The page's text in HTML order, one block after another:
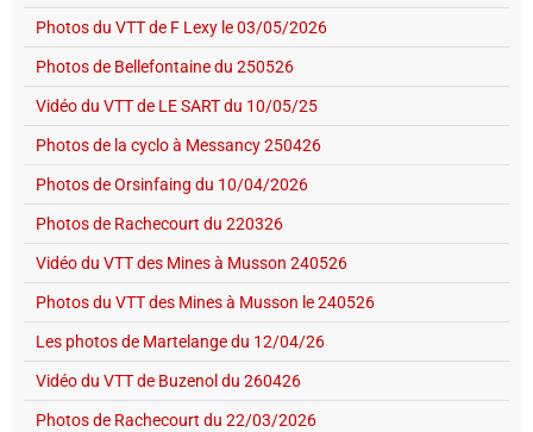
Photos du VTT de F Lexy le 03/05/2026
Photos de Bellefontaine du 250526
Vidéo du VTT de LE SART du 10/05/25
Photos de la cyclo à Messancy 250426
Photos de Orsinfaing du 10/04/2026
Photos de Rachecourt du 220326
Vidéo du VTT des Mines à Musson 240526
Photos du VTT des Mines à Musson le 240526
Les photos de Martelange du 12/04/26
Vidéo du VTT de Buzenol du 260426
Photos de Rachecourt du 22/03/2026